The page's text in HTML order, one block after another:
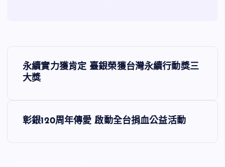
文
章
覽
永續實力獲肯定 臺銀榮獲台灣永續行動獎三
大獎
彰銀120周年傳愛 啟動全台捐血公益活動